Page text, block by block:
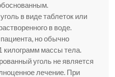
в виде таблеток или
в воде.
но обычно
килограмм массы тела.
уголь не является
лечение. При